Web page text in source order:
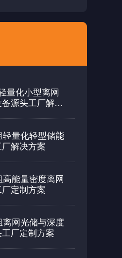
量化小型离网
源头工厂解决
量化轻型储能
解决方案
能量密度离网
定制方案
网光储与深度
厂定制方案